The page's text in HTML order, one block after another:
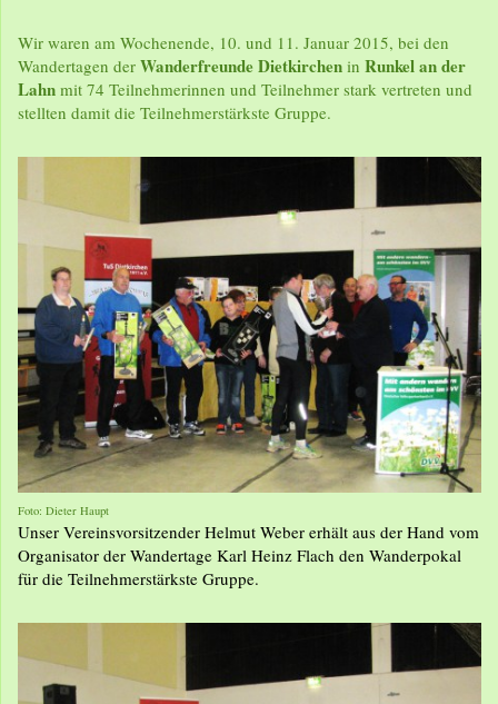
Wir waren am Wochenende, 10. und 11. Januar 2015, bei den
Wandertagen der Wanderfreunde Dietkirchen in Runkel an der
Lahn mit 74 Teilnehmerinnen und Teilnehmer stark vertreten und
stellten damit die Teilnehmerstärkste Gruppe.
Foto: Dieter Haupt
Unser Vereinsvorsitzender Helmut Weber erhält aus der Hand vom
Organisator der Wandertage Karl Heinz Flach den Wanderpokal
für die Teilnehmerstärkste Gruppe.